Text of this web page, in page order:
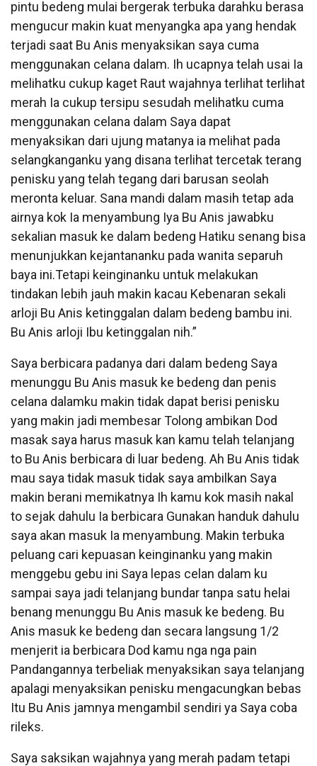
pintu bedeng mulai bergerak terbuka darahku berasa
mengucur makin kuat menyangka apa yang hendak
terjadi saat Bu Anis menyaksikan saya cuma
menggunakan celana dalam. Ih ucapnya telah usai Ia
melihatku cukup kaget Raut wajahnya terlihat terlihat
merah Ia cukup tersipu sesudah melihatku cuma
menggunakan celana dalam Saya dapat
menyaksikan dari ujung matanya ia melihat pada
selangkanganku yang disana terlihat tercetak terang
penisku yang telah tegang dari barusan seolah
meronta keluar. Sana mandi dalam masih tetap ada
airnya kok Ia menyambung Iya Bu Anis jawabku
sekalian masuk ke dalam bedeng Hatiku senang bisa
menunjukkan kejantananku pada wanita separuh
baya ini.Tetapi keinginanku untuk melakukan
tindakan lebih jauh makin kacau Kebenaran sekali
arloji Bu Anis ketinggalan dalam bedeng bambu ini.
Bu Anis arloji Ibu ketinggalan nih.”
Saya berbicara padanya dari dalam bedeng Saya
menunggu Bu Anis masuk ke bedeng dan penis
celana dalamku makin tidak dapat berisi penisku
yang makin jadi membesar Tolong ambikan Dod
masak saya harus masuk kan kamu telah telanjang
to Bu Anis berbicara di luar bedeng. Ah Bu Anis tidak
mau saya tidak masuk tidak saya ambilkan Saya
makin berani memikatnya Ih kamu kok masih nakal
to sejak dahulu Ia berbicara Gunakan handuk dahulu
saya akan masuk Ia menyambung. Makin terbuka
peluang cari kepuasan keinginanku yang makin
menggebu gebu ini Saya lepas celan dalam ku
sampai saya jadi telanjang bundar tanpa satu helai
benang menunggu Bu Anis masuk ke bedeng. Bu
Anis masuk ke bedeng dan secara langsung 1/2
menjerit ia berbicara Dod kamu nga nga pain
Pandangannya terbeliak menyaksikan saya telanjang
apalagi menyaksikan penisku mengacungkan bebas
Itu Bu Anis jamnya mengambil sendiri ya Saya coba
rileks.
Saya saksikan wajahnya yang merah padam tetapi